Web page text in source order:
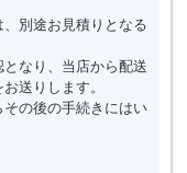
別途お見積りとなる
なり、当店から配送
送りします。
の後の手続きにはい